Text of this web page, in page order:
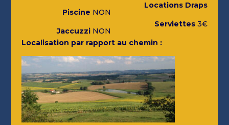
Piscine NON
JaccuzziNON
Locations Draps
Serviettes3€
Localisation par rapport au chemin :